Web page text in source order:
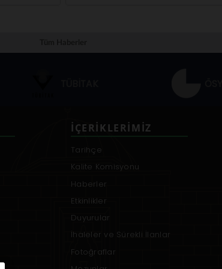
İÇERIKLERIMIZ
Tarihçe
Kalite Komisyonu
Haberler
Etkinlikler
Duyurular
İhaleler ve Sürekli İlanlar
Fotoğraflar